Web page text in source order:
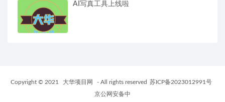
AI写真工具上线啦
Copyright © 2021 大华项目网 - All rights reserved 苏ICP备2023012991号
京公网安备中